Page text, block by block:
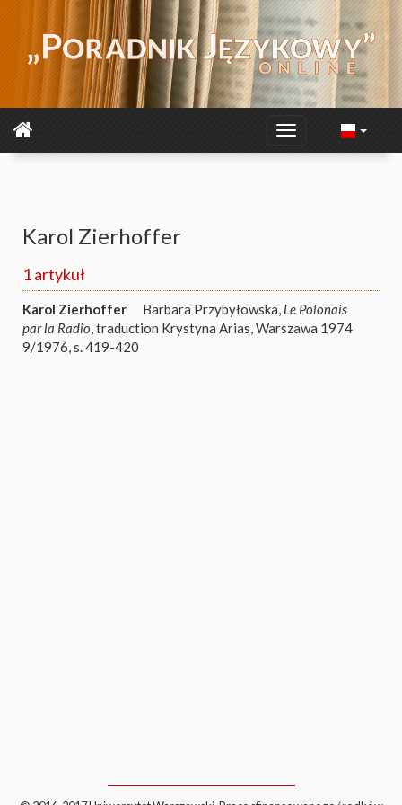
Karol Zierhoffer
1 artykuł
Karol Zierhoffer Barbara Przybyłowska, Le Polonais
par la Radio, traduction Krystyna Arias, Warszawa 1974
9/1976, s. 419-420